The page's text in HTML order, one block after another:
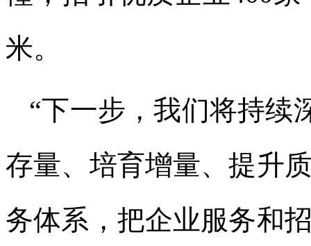
米。
“下一步，我们将持续
存量、培育增量、提升
务体系，把企业服务和